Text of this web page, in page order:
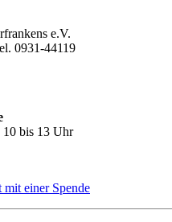
e.V.
0931-44119
10 bis 13 Uhr
einer Spende